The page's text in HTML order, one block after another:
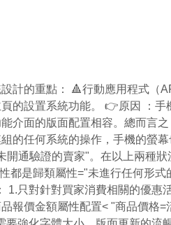
計的重點： 🔺行動應用程式（
的設置系統功能。 👉原因 ：手
介面的版面配置相容。總而言
的任何系統的操作，手機的螢
開通驗證的賣家"。在以上兩種狀
都是歸類屬性="未進行任何形式
1.只對針對買家消費相關的優惠
報價金額屬性配置< "商品價格=